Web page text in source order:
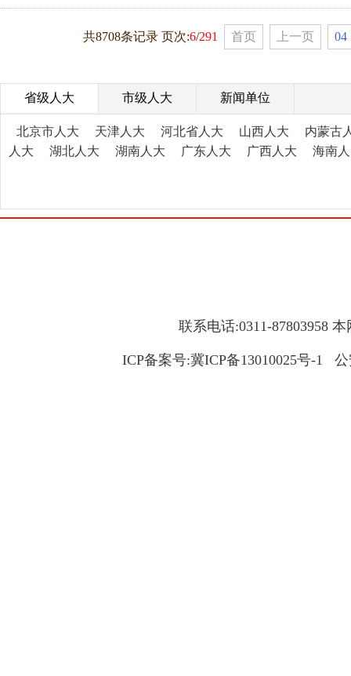
共8708条记录 页次:6/291 首页 上一页 04
省级人大 市级人大 新闻单位
北京市人大 天津人大 河北省人大 山西人大
内蒙古
人大
湖北人大 湖南人大 广东人大 广西人大 海南
联系电话:0311-87803958
ICP备案号:冀ICP备13010025号-1 公